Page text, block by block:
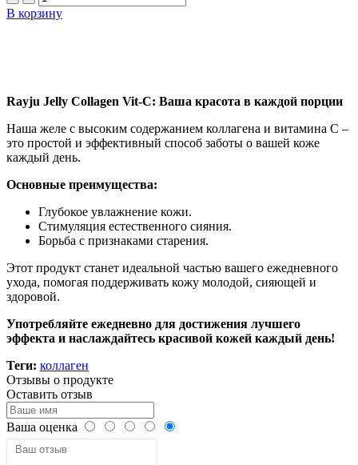
В корзину
Rayju Jelly Collagen Vit-C: Ваша красота в каждой порции
Наша желе с высоким содержанием коллагена и витамина C –
это простой и эффективный способ заботы о вашей коже
каждый день.
Основные преимущества:
Глубокое увлажнение кожи.
Стимуляция естественного сияния.
Борьба с признаками старения.
Этот продукт станет идеальной частью вашего ежедневного
ухода, помогая поддерживать кожу молодой, сияющей и
здоровой.
Употребляйте ежедневно для достижения лучшего
эффекта и наслаждайтесь красивой кожей каждый день!
Теги: коллаген
Отзывы о продукте
Оставить отзыв
Ваша оценка